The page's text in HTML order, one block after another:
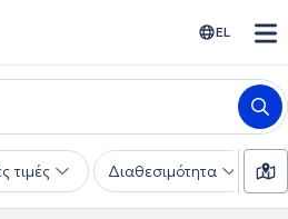
EL
τιμές Διαθεσιμότητα